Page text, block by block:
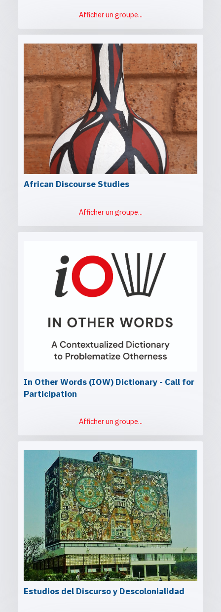
Afficher un groupe...
African Discourse Studies
Afficher un groupe...
In Other Words (IOW) Dictionary - Call for
Participation
Afficher un groupe...
Estudios del Discurso y Descolonialidad